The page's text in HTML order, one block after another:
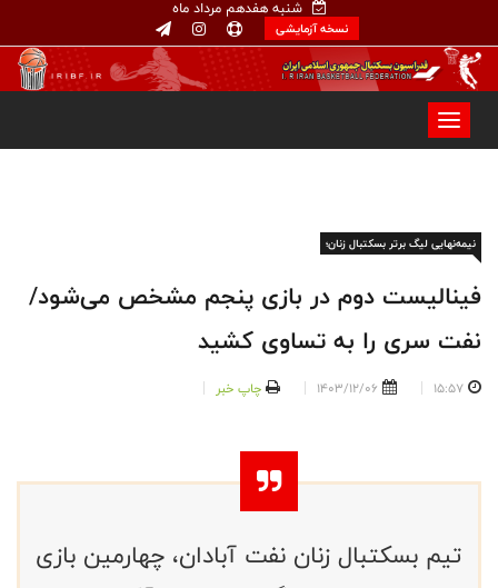
شنبه هفدهم مرداد ماه
نسخه آزمایشی
نیمه‌نهایی لیگ برتر بسکتبال زنان؛
فینالیست دوم در بازی پنجم مشخص می‌شود/
نفت سری را به تساوی کشید
15:57
1403/12/06 چاپ خبر
تیم بسکتبال زنان نفت آبادان، چهارمین بازی